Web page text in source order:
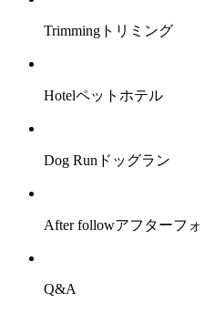
Trimming トリミング
Hotelペットホテル
Dog Run ドッグラン
After followアフターフォ
Q&A